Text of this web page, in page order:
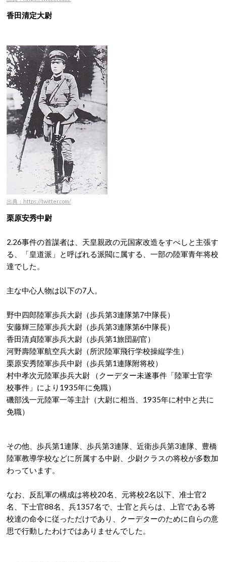
香田清定大尉
出典：https://twitter.com/
栗原安秀中尉
2.26事件の首謀者は、天皇親政の元国家改造をすべしと主張す
る、「皇道派」と呼ばれる派閥に属する、一部の陸軍青年将校
達でした。
主な中心人物は以下の7人。
野中四郎陸軍歩兵大尉（歩兵第3連隊第7中隊長）
安藤輝三陸軍歩兵大尉（歩兵第3連隊第6中隊長）
香田清貞陸軍歩兵大尉（歩兵第1旅団副官）
河野壽陸軍航空兵大尉（所沢陸軍飛行学校操縦学生）
栗原安秀陸軍歩兵中尉（歩兵第1連隊附将校）
村中孝次元陸軍歩兵大尉 （クーデター未遂事件「陸軍士官学
校事件」により1935年に免職）
磯部浅一元陸軍一等主計（大尉に相当、1935年に村中と共に
免職）
その他、歩兵第1連隊、歩兵第3連隊、近衛歩兵第3連隊、豊橋
陸軍教導学校などに所属する中尉、少尉クラスの将校が多数加
わっています。
なお、反乱軍の構成は将校20名、元将校2名以下、准士官2
名、下士官88名、兵1357名で、士官と兵らは、上官である将
校達の命令に従っただけであり、クーデターのために自らの意
思で行動したわけではありませんでした。